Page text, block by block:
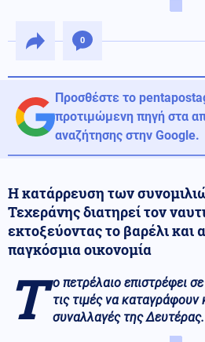
0
Προσθέστε το
προτιμώμενη πηγή στα
αναζήτησης στην Google.
Η κατάρρευση των
Τεχεράνης διατηρεί τον
εκτοξεύοντας το βαρέλι και
παγκόσμια οικονομία
Τ ο πετρέλαιο επιστρέφει
τις τιμές να
συναλλαγές της Δευτέρας.